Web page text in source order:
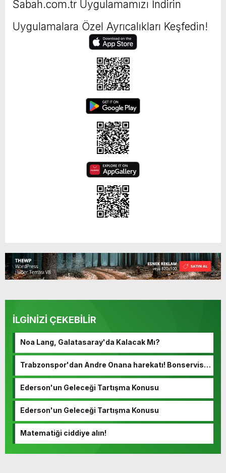
Sabah.com.tr Uygulamamızı İndirin
Uygulamalara Özel Ayrıcalıkları Keşfedin!
İLGİNİZİ ÇEKEBİLİR
Noa Lang, Galatasaray'da Kalacak Mı?
Trabzonspor'dan Andre Onana harekatı! Bonservisi
Ederson'un Geleceği Tartışma Konusu
Ederson'un Geleceği Tartışma Konusu
Matematiği ciddiye alın!